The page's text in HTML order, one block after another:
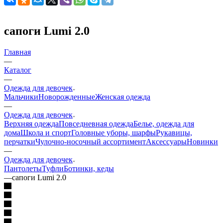
сапоги Lumi 2.0
Главная
—
Каталог
—
Одежда для девочек
МальчикиНоворожденныеЖенская одежда
—
Одежда для девочек
Верхняя одеждаПовседневная одеждаБелье, одежда для
домаШкола и спортГоловные уборы, шарфыРукавицы,
перчаткиЧулочно-носочный ассортиментАксессуарыНовинки
—
Одежда для девочек
ПантолетыТуфлиБотинки, кеды
—сапоги Lumi 2.0